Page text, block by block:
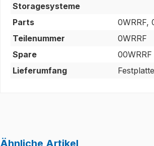
Storagesysteme
Parts
0WRRF,
Teilenummer
0WRRF
Spare
00WRRF
Lieferumfang
Ähnliche Artikel